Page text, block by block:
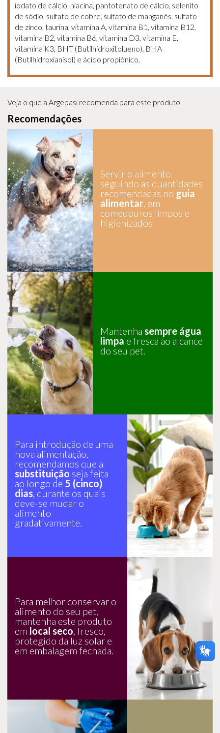
iodato de cálcio, niacina, pantotenato de cálcio, selenito
de sódio, sulfato de cobre, sulfato de manganês, sulfato
de zinco, taurina, vitamina A, vitamina B1, vitamina B12,
vitamina B2, vitamina B6, vitamina D3, vitamina E,
vitamina K3, BHT (Butilhidroxitolueno), BHA
(Butilhidroxianisol) e ácido propiônico.
Veja o que a Argepasi recomenda para este produto
Recomendações
Servir o alimento
seguindo as quantidades
recomendadas no guia
alimentar, em
comedouros limpos e
higienizados
Mantenhasempre água
limpa e fresca ao alcance
do seu pet.
Para introdução de uma
nova alimentação,
recomendamos que a
substituição seja feita
ao longo de 5 (cinco)
dias, durante os quais
deve-se mudar o
alimento
gradativamente.
Para melhor conservar o
alimento do seu pet,
mantenha este produto
em local seco, fresco,
protegido da luz solar e
em embalagem fechada.